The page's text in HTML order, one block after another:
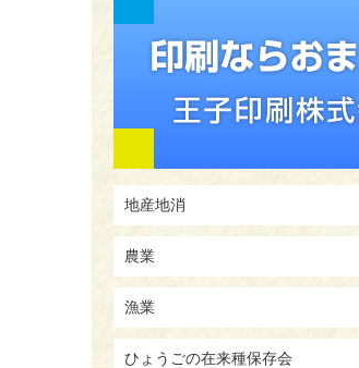
地産地消
農業
漁業
ひょうごの在来種保存会